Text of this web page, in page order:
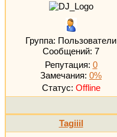
Группа: Пользователи
Сообщений: 7
Репутация: 0
Замечания: 0%
Статус: Offline
Tagiiil